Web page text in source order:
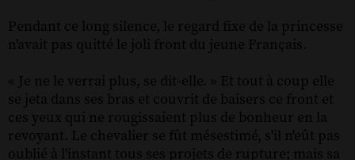
Pendant ce long silence, le regard fixe de la princesse
n'avait pas quitté le joli front du jeune Français.
« Je ne le verrai plus, se dit-elle. » Et tout à coup elle
se jeta dans ses bras et couvrit de baisers ce front et
ces yeux qui ne rougissaient plus de bonheur en la
revoyant. Le chevalier se fût mésestimé, s'il n'eût pas
oublié à l'instant tous ses projets de rupture; mais sa